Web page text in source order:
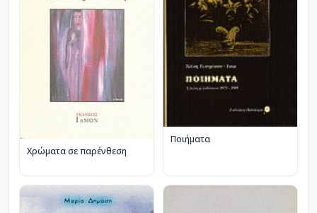
Χρώματα σε παρένθεση
Ποιήματα